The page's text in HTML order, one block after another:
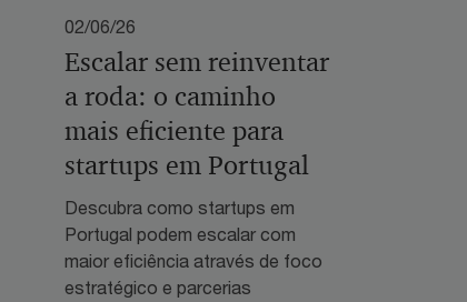
02/06/26
Escalar sem reinventar
a roda: o caminho
mais eficiente para
startups em Portugal
Descubra como startups em
Portugal podem escalar com
maior eficiência através de foco
estratégico e parcerias